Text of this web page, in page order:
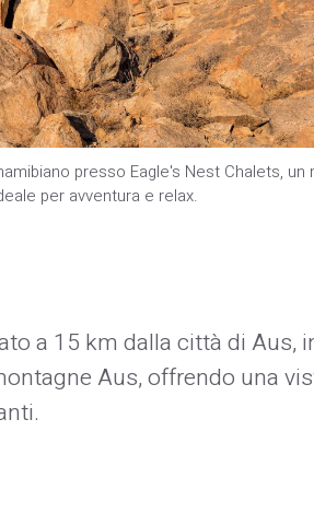
presso Eagle's Nest Chalets,
per avventura e relax.
a 15 km dalla città di Aus,
Aus, offrendo una